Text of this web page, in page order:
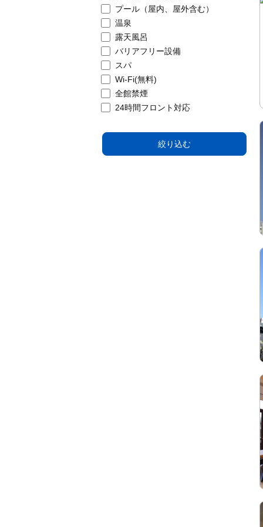
プール（屋内、屋外含む）
温泉
露天風呂
バリアフリー設備
スパ
Wi-Fi(無料)
全館禁煙
24時間フロント対応
絞り込む